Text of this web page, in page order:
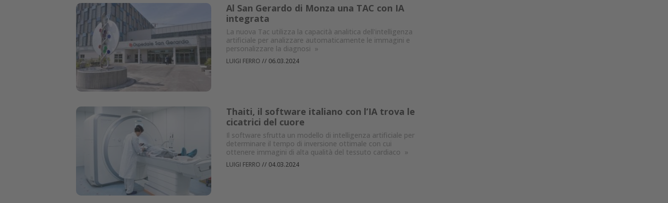
Al San Gerardo di Monza una TAC con IA
integrata
La nuova Tac utilizza la capacità analitica dell'intelligenza
artificiale per analizzare automaticamente le immagini e
personalizzare la diagnosi »
LUIGI FERRO // 06.03.2024
Thaiti, il software italiano con l’IA trova le
cicatrici del cuore
Il software sfrutta un modello di intelligenza artificiale per
determinare il tempo di inversione ottimale con cui
ottenere immagini di alta qualità del tessuto cardiaco »
LUIGI FERRO // 04.03.2024